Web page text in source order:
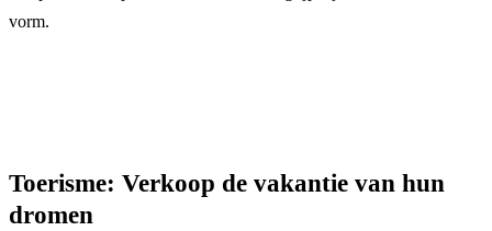
vorm.
Toerisme: Verkoop de vakantie van hun
dromen